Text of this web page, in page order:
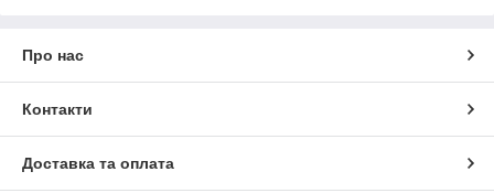
Про нас
Контакти
Доставка та оплата